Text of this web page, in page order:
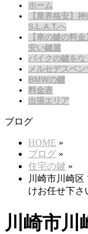
ホーム
【業界格安】
S.L.A.T.へ
【車の鍵の料
安い鍵屋
バイクの鍵を
メルセデスベン
BMWの鍵
料金表
出張エリア
ブログ
HOME »
ブログ »
住宅の鍵 »
川崎市川崎区
けお任せ下さ
川崎市